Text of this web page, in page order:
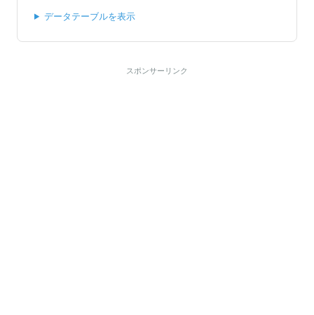
データテーブルを表示
スポンサーリンク